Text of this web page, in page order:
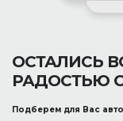
ОСТАЛИСЬ
РАДОСТЬЮ
Подберем для Вас